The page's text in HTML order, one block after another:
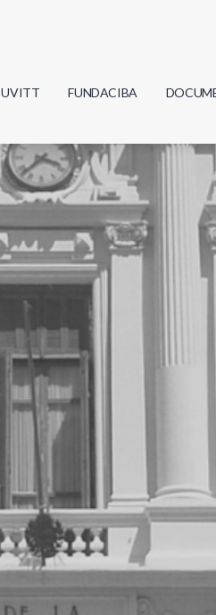
UVITT FUNDACIBA
Actas